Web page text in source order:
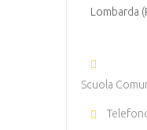
Lombarda
Scuola